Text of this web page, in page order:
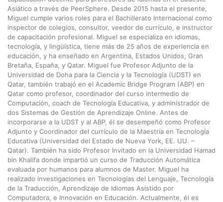
Asiático a través de PeerSphere. Desde 2015 hasta el presente,
Miguel cumple varios roles para el Bachillerato Internacional como
inspector de colegios, consultor, veedor de currículo, e instructor
de capacitación profesional. Miguel se especializa en idiomas,
tecnología, y lingüística, tiene más de 25 años de experiencia en
educación, y ha enseñado en Argentina, Estados Unidos, Gran
Bretaña, España, y Qatar. Miguel fue Profesor Adjunto de la
Universidad de Doha para la Ciencia y la Tecnología (UDST) en
Qatar, también trabajó en el Academic Bridge Program (ABP) en
Qatar como profesor, coordinador del curso intermedio de
Computación, coach de Tecnología Educativa, y administrador de
dos Sistemas de Gestión de Aprendizaje Online. Antes de
incorporarse a la UDST y al ABP, él se desempeñó como Profesor
Adjunto y Coordinador del currículo de la Maestría en Tecnología
Educativa (Universidad del Estado de Nueva York, EE. UU. –
Qatar). También ha sido Profesor Invitado en la Universidad Hamad
bin Khalifa donde impartió un curso de Traducción Automática
evaluada por humanos para alumnos de Master. Miguel ha
realizado investigaciones en Tecnologías del Lenguaje, Tecnología
de la Traducción, Aprendizaje de Idiomas Asistido por
Computadora, e Innovación en Educación. Actualmente, él es